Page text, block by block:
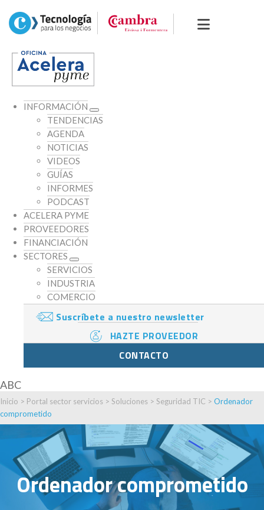
INFORMACIÓN
TENDENCIAS
AGENDA
NOTICIAS
VIDEOS
GUÍAS
INFORMES
PODCAST
ACELERA PYME
PROVEEDORES
FINANCIACIÓN
SECTORES
SERVICIOS
INDUSTRIA
COMERCIO
Suscríbete a nuestro newsletter
HAZTE PROVEEDOR
CONTACTO
ABC
Inicio > Portal sector servicios > Soluciones > Seguridad TIC > Ordenador
comprometido
Ordenador comprometido